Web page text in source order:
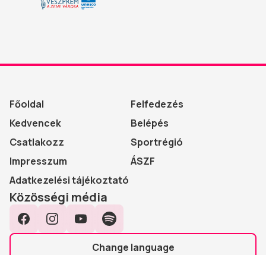
Főoldal
Felfedezés
Kedvencek
Belépés
Csatlakozz
Sportrégió
Impresszum
ÁSZF
Adatkezelési tájékoztató
Közösségi média
Change language